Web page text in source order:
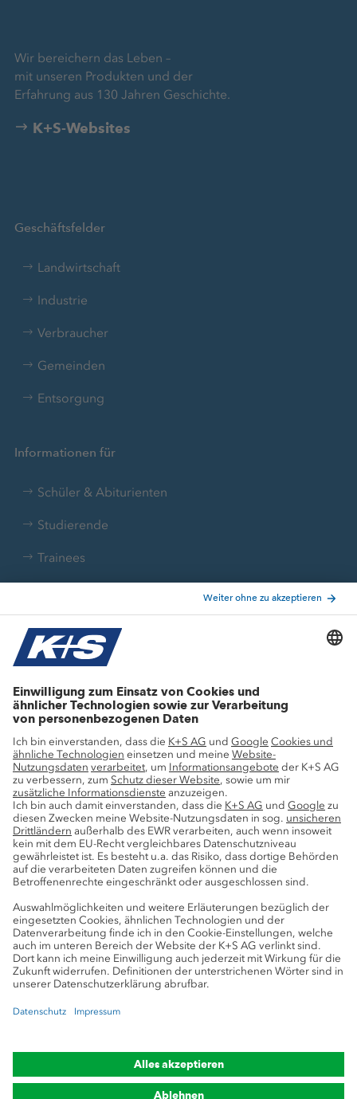
Wir bereichern das Leben –
mit unseren Produkten und der
Erfahrung aus 130 Jahren Geschichte.
K+S-Websites
Geschäftsfelder
Landwirtschaft
Industrie
Verbraucher
Gemeinden
Entsorgung
Informationen für
Schüler & Abiturienten
Studierende
Trainees
Aktuelle Themen
Stellenangebote
Wachstumsprojekte
Innovation
Nachhaltigkeit
Service
Pressekontakte
K+S-Newsletter
K+S Fanshop
Bergbaulexikon
myK+S Kundenportal
Datenschutz Cookie-Einstellungen Impressum
Markenhinweis